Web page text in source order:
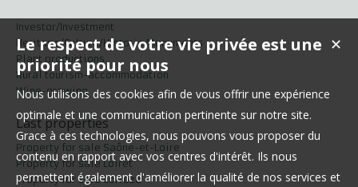
Investor/Investment
Heritage/Culture/Historic Monuments
Plant productions
Rural tourism-accommodation
Wine-growing
Last properties
Property for sale Saône-et-Loire
Property for sale Loiret
Property for sale Corrèze
✕
Le respect de votre vie privée est une
priorité pour nous
Nous utilisons des cookies afin de vous offrir une expérience
optimale et une communication pertinente sur notre site.
Grace à ces technologies, nous pouvons vous proposer du
contenu en rapport avec vos centres d'intérêt. Ils nous
permettent également d'améliorer la qualité de nos services et